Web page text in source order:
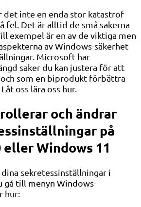
det inte en enda stor katastrof
fel. Det är alltid de små sakerna
exempel är en av de viktiga men
av Windows-säkerhet
Microsoft har
saker du kan justera för att
som en biprodukt förbättra
oss lära oss hur.
och ändrar
på
eller Windows 11
sekretessinställningar i
gå till menyn Windows-
hur: